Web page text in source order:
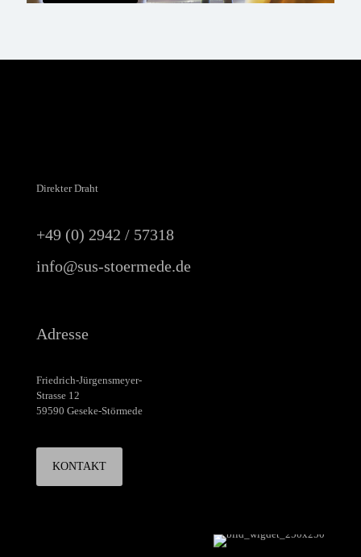
Direkter Draht
+49 (0) 2942 / 57318
info@sus-stoermede.de
Adresse
Friedrich-Jürgensmeyer-
Strasse 12
59590 Geseke-Störmede
KONTAKT